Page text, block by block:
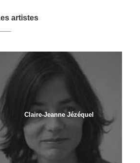
Les artistes
Claire-Jeanne Jézéquel